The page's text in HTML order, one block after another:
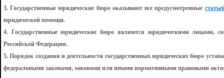
3. Государственные юридические бюро оказывают все предусмотренные
юридической помощи.
4. Государственные юридические бюро являются юридическими лицами,
Российской Федерации.
5. Порядок создания и деятельности государственных юридических бюро
федеральными законами, законами или иными нормативными правовыми